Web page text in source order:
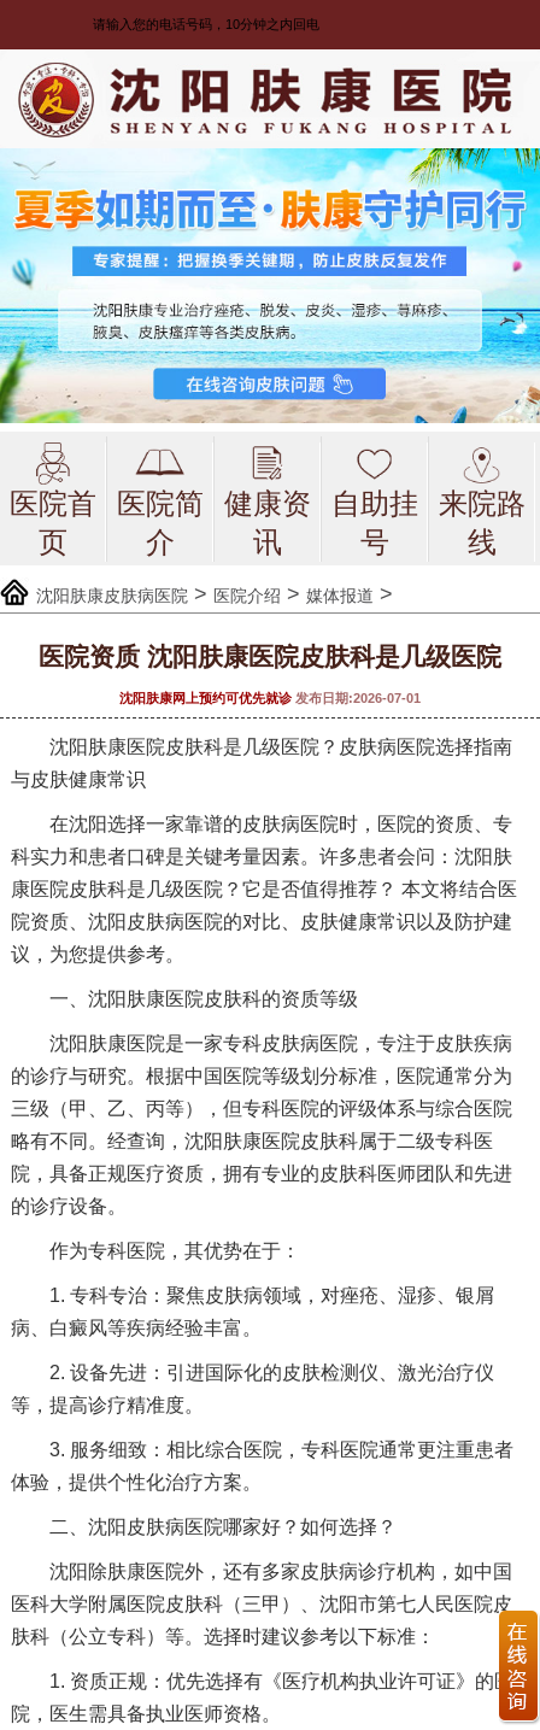
医院首
页
医院简
介
健康资
讯
自助挂
号
来院路
线
沈阳肤康皮肤病医院 > 医院介绍 > 媒体报道 >
医院资质 沈阳肤康医院皮肤科是几级医院
沈阳肤康网上预约可优先就诊 发布日期:2026-07-01
沈阳肤康医院皮肤科是几级医院？皮肤病医院选择指南
与皮肤健康常识
在沈阳选择一家靠谱的皮肤病医院时，医院的资质、专
科实力和患者口碑是关键考量因素。许多患者会问：沈阳肤
康医院皮肤科是几级医院？它是否值得推荐？ 本文将结合医
院资质、沈阳皮肤病医院的对比、皮肤健康常识以及防护建
议，为您提供参考。
一、沈阳肤康医院皮肤科的资质等级
沈阳肤康医院是一家专科皮肤病医院，专注于皮肤疾病
的诊疗与研究。根据中国医院等级划分标准，医院通常分为
三级（甲、乙、丙等），但专科医院的评级体系与综合医院
略有不同。经查询，沈阳肤康医院皮肤科属于二级专科医
院，具备正规医疗资质，拥有专业的皮肤科医师团队和先进
的诊疗设备。
作为专科医院，其优势在于：
1. 专科专治：聚焦皮肤病领域，对痤疮、湿疹、银屑
病、白癜风等疾病经验丰富。
2. 设备先进：引进国际化的皮肤检测仪、激光治疗仪
等，提高诊疗精准度。
3. 服务细致：相比综合医院，专科医院通常更注重患者
体验，提供个性化治疗方案。
二、沈阳皮肤病医院哪家好？如何选择？
沈阳除肤康医院外，还有多家皮肤病诊疗机构，如中国
医科大学附属医院皮肤科（三甲）、沈阳市第七人民医院皮
肤科（公立专科）等。选择时建议参考以下标准：
1. 资质正规：优先选择有《医疗机构执业许可证》的医
院，医生需具备执业医师资格。